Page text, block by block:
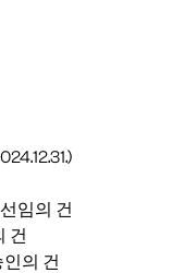
임의 건
건
의 건